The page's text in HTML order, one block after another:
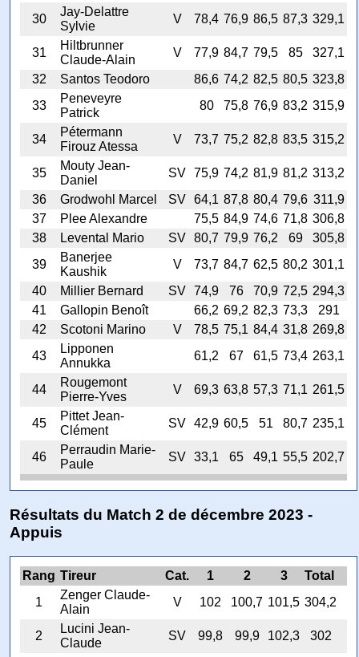
30
Jay-Delattre
Sylvie
V 78,4 76,9 86,5 87,3 329,1
31
Hiltbrunner
Claude-Alain
V 77,9 84,7 79,5 85
327,1
32
Santos Teodoro 86,6 74,2 82,5 80,5 323,8
33
Peneveyre
Patrick
80 75,8 76,9 83,2 315,9
34
Pétermann
Firouz Atessa
V 73,7 75,2 82,8 83,5 315,2
35
Mouty Jean-
Daniel
SV 75,9 74,2 81,9 81,2 313,2
36
Grodwohl Marcel SV 64,1 87,8 80,4 79,6 311,9
37
Plee Alexandre 75,5 84,9 74,6 71,8 306,8
38
Levental Mario SV 80,7 79,9 76,2 69
305,8
39
Banerjee
Kaushik
V 73,7 84,7 62,5 80,2 301,1
40
Millier Bernard SV 74,9 76 70,9 72,5 294,3
41
Gallopin Benoît 66,2 69,2 82,3 73,3
291
42
Scotoni Marino V 78,5 75,1 84,4 31,8 269,8
43
Lipponen
Annukka
61,2 67 61,5 73,4 263,1
44
Rougemont
Pierre-Yves
V 69,3 63,8 57,3 71,1 261,5
45
Pittet Jean-
Clément
SV 42,9 60,5 51 80,7 235,1
46
Perraudin Marie-
Paule
SV 33,1 65 49,1 55,5 202,7
Résultats du Match 2 de décembre 2023 -
Appuis
Rang Tireur Cat. 1 2 3
Total
1
Zenger Claude-
Alain
V 102 100,7 101,5 304,2
2
Lucini Jean-
Claude
SV 99,8 99,9 102,3
302